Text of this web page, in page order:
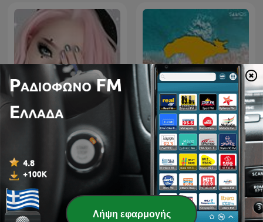
ΜÏssღ🌸尐莔ㅹ{📻}
Σάμος: Η Ελλάδα σε ένα
νησί
Λήψη εφαρμογής